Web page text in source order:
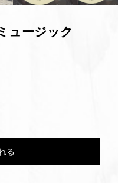
ュージック